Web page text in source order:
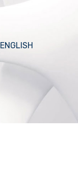
ENGLISH